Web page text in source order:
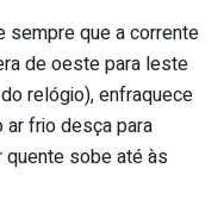
que a corrente
de oeste para leste
relógio), enfraquece
ar frio desça para
quente sobe até às